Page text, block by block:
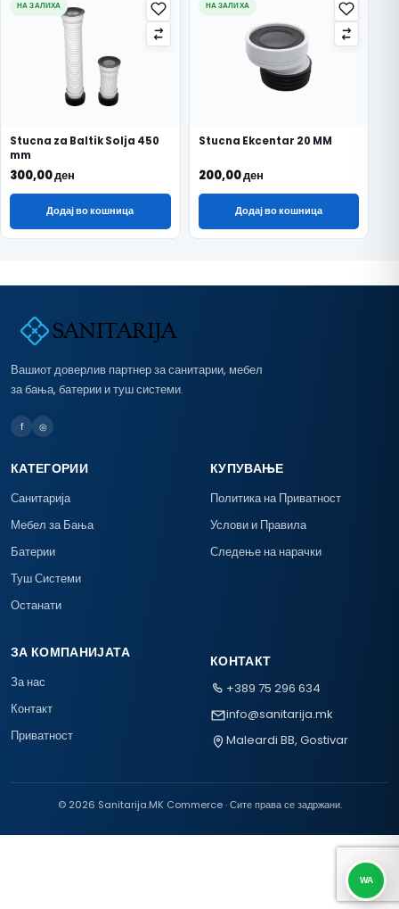
НА ЗАЛИХА
Stucna za Baltik Solja 450
mm
300,00ден
Додај во кошница
НА ЗАЛИХА
Stucna Ekcentar 20 MM
200,00ден
Додај во кошница
Вашиот доверлив партнер за санитарии, мебел
за бања, батерии и туш системи.
f ◎
КАТЕГОРИИ
Санитарија
Мебел за Бања
Батерии
Туш Системи
Останати
КУПУВАЊЕ
Политика на Приватност
Услови и Правила
Следење на нарачки
ЗА КОМПАНИЈАТА
За нас
Контакт
Приватност
КОНТАКТ
+389 75 296 634
info@sanitarija.mk
Maleardi BB, Gostivar
© 2026 Sanitarija.MK Commerce · Сите права се задржани.
WA